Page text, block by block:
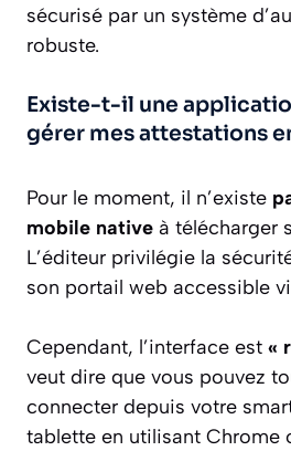
sécurisé par un système
robuste.
Existe-t-il une
gérer mes attestations
Pour le moment, il n’existe
mobile native à télécharger
L’éditeur privilégie la
son portail web accessible
Cependant, l’interface est «
veut dire que vous pouvez
connecter depuis votre
tablette en utilisant Chrome